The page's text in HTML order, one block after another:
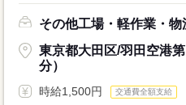
その他工場・軽作業・物
東京都大田区/羽田空港
分）
時給1,500円 交通費全額支給